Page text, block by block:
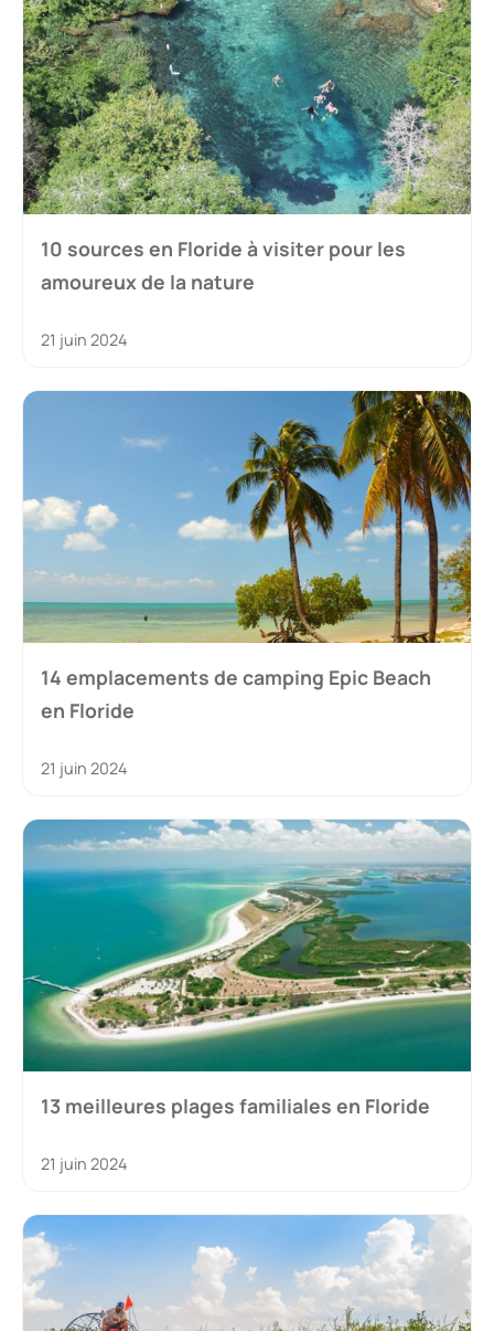
10 sources en Floride à visiter pour les
amoureux de la nature
21 juin 2024
14 emplacements de camping Epic Beach
en Floride
21 juin 2024
13 meilleures plages familiales en Floride
21 juin 2024